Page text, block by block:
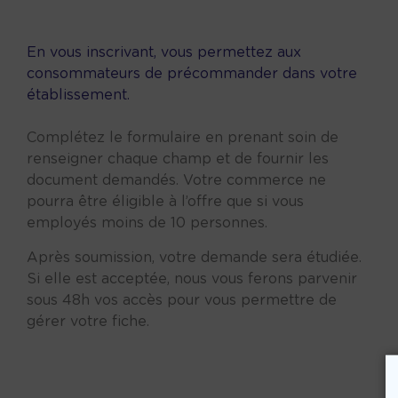
En vous inscrivant, vous permettez aux
consommateurs de précommander dans votre
établissement.
Complétez le formulaire en prenant soin de
renseigner chaque champ et de fournir les
document demandés. Votre commerce ne
pourra être éligible à l’offre que si vous
employés moins de 10 personnes.
Après soumission, votre demande sera étudiée.
Si elle est acceptée, nous vous ferons parvenir
sous 48h vos accès pour vous permettre de
gérer votre fiche.